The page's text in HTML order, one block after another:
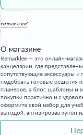
О магазине
Remarklee — это онлайн-
канцелярии, где
сопутствующие аксессуары
подобрать готовые решения
планеров, а блог, шаблоны и
покупки практично и с
оформите свой набор для
выгодой, активировав купон